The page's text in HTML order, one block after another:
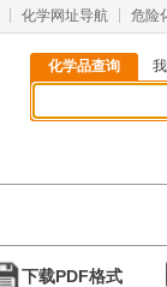
化学网址导航 危险
化学品查询
下载PDF格式